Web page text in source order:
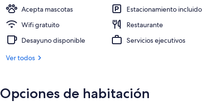
Se sirven comidas y cenas
Acepta mascotas
Estacionamiento incluido
Wifi gratuito
Restaurante
Desayuno disponible
Servicios ejecutivos
Ver todos
Opciones de habitación